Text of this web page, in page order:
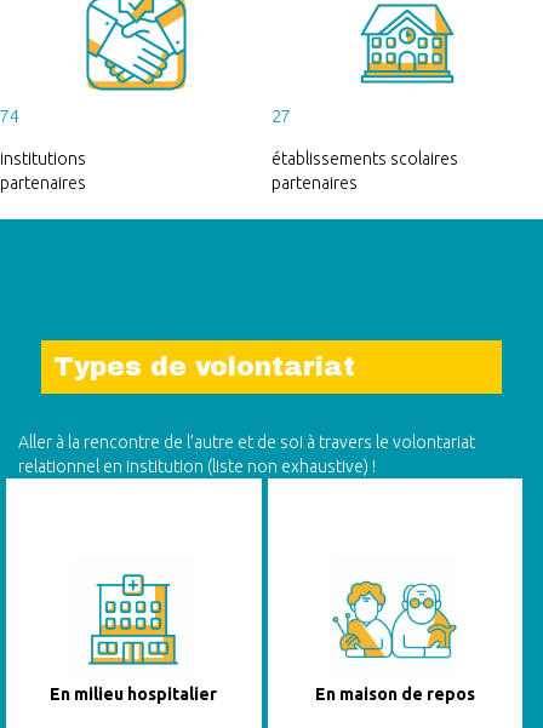
74
institutions
partenaires
27
établissements scolaires
partenaires
Types de volontariat
Aller à la rencontre de l’autre et de soi à travers le volontariat
relationnel en institution (liste non exhaustive) !
En milieu hospitalier En maison de repos